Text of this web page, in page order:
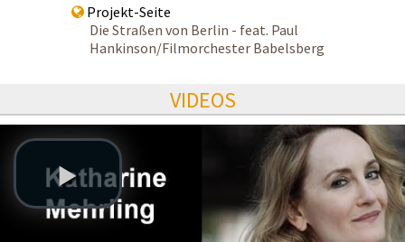
Projekt-Seite
Die Straßen von Berlin - feat. Paul
Hankinson/Filmorchester Babelsberg
VIDEOS